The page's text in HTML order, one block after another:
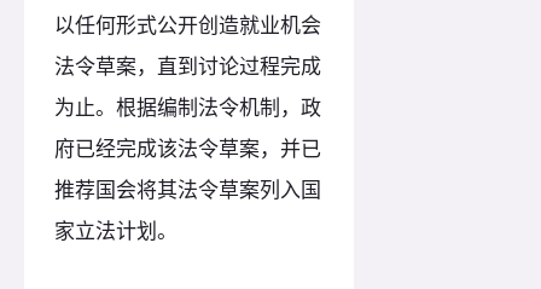
以任何形式公开创造就业机会
法令草案，直到讨论过程完成
为止。根据编制法令机制，政
府已经完成该法令草案，并已
推荐国会将其法令草案列入国
家立法计划。